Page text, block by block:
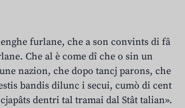
furlane, che a son convints di fâ
Che al è come dî che o sin un
nazion, che dopo tancj parons, che
bandis dilunc i secui, cumò di cent
dentri tal tramai dal Stât talian».